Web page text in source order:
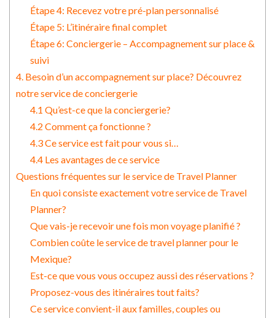
Étape 4: Recevez votre pré-plan personnalisé
Étape 5: L’itinéraire final complet
Étape 6: Conciergerie – Accompagnement sur place &
suivi
4. Besoin d’un accompagnement sur place? Découvrez
notre service de conciergerie
4.1 Qu’est-ce que la conciergerie?
4.2 Comment ça fonctionne ?
4.3 Ce service est fait pour vous si…
4.4 Les avantages de ce service
Questions fréquentes sur le service de Travel Planner
En quoi consiste exactement votre service de Travel
Planner?
Que vais-je recevoir une fois mon voyage planifié ?
Combien coûte le service de travel planner pour le
Mexique?
Est-ce que vous vous occupez aussi des réservations ?
Proposez-vous des itinéraires tout faits?
Ce service convient-il aux familles, couples ou